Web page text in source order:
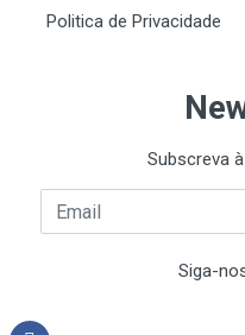
Politica de Privacidade
Subscreva
Siga-